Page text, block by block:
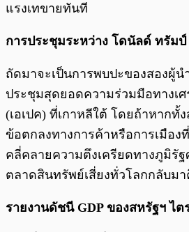
แรงเทขายทันที
การประชุมระหว่าง โดนัลด์ ทรัม
ถัดมาจะเป็นการพบปะของสองผู้น
ประชุมสุดยอดความร่วมมือทางเ
(เอเปค) ที่เกาหลีใต้ โดยถ้าหากทั้
ข้อตกลงทางการค้าหรือการเมือ
คลี่คลายความตึงเครียดทางภูมิรั
ตลาดสินทรัพย์เสี่ยงทั่วโลกกลับม
รายงานดัชนี GDP ของสหรัฐฯ ไต